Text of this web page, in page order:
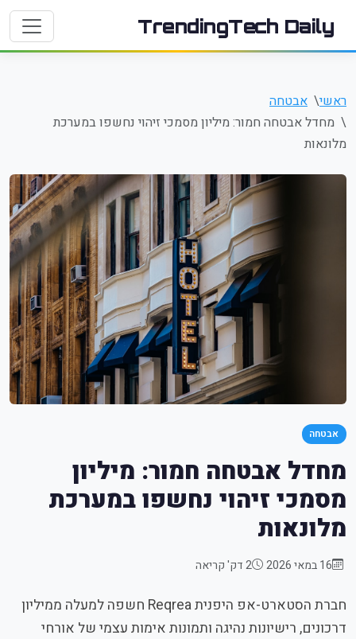
TrendingTech Daily
ראשי
אבטחה
מחדל אבטחה חמור: מיליון מסמכי זיהוי נחשפו במערכת
מלונאות
אבטחה
מחדל אבטחה חמור: מיליון
מסמכי זיהוי נחשפו במערכת
מלונאות
16 במאי 2026 2 דק' קריאה
חברת הסטארט-אפ היפנית Reqrea חשפה למעלה ממיליון
דרכונים, רישיונות נהיגה ותמונות אימות עצמי של אורחי